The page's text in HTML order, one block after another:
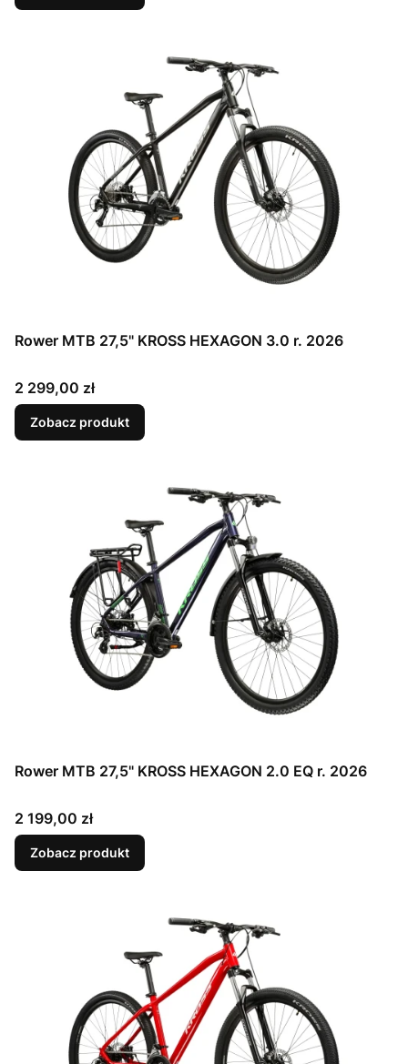
Rower MTB 27,5" KROSS HEXAGON 3.0 r. 2026
Cena
2 299,00 zł
Zobacz produkt
Rower MTB 27,5" KROSS HEXAGON 2.0 EQ r. 2026
Cena
2 199,00 zł
Zobacz produkt